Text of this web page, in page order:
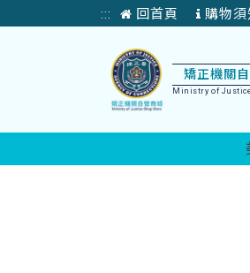
::: 回首頁 購物須
矯正機關
Ministry of
頁